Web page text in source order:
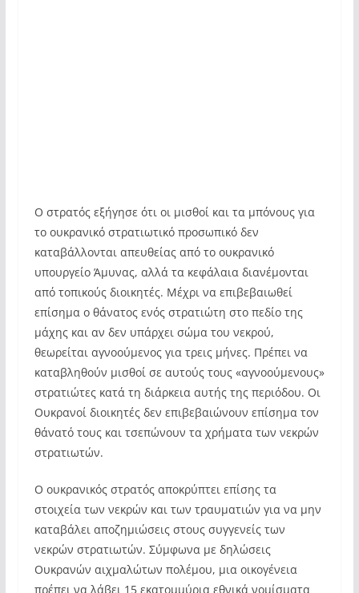
Ο στρατός εξήγησε ότι οι μισθοί και τα μπόνους για
το ουκρανικό στρατιωτικό προσωπικό δεν
καταβάλλονται απευθείας από το ουκρανικό
υπουργείο Άμυνας, αλλά τα κεφάλαια διανέμονται
από τοπικούς διοικητές. Μέχρι να επιβεβαιωθεί
επίσημα ο θάνατος ενός στρατιώτη στο πεδίο της
μάχης και αν δεν υπάρχει σώμα του νεκρού,
θεωρείται αγνοούμενος για τρεις μήνες. Πρέπει να
καταβληθούν μισθοί σε αυτούς τους «αγνοούμενους»
στρατιώτες κατά τη διάρκεια αυτής της περιόδου. Οι
Ουκρανοί διοικητές δεν επιβεβαιώνουν επίσημα τον
θάνατό τους και τσεπώνουν τα χρήματα των νεκρών
στρατιωτών.
Ο ουκρανικός στρατός αποκρύπτει επίσης τα
στοιχεία των νεκρών και των τραυματιών για να μην
καταβάλει αποζημιώσεις στους συγγενείς των
νεκρών στρατιωτών. Σύμφωνα με δηλώσεις
Ουκρανών αιχμαλώτων πολέμου, μια οικογένεια
πρέπει να λάβει 15 εκατομμύρια εθνικά νομίσματα